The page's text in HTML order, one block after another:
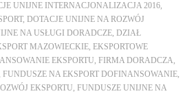
UNIJNE INTERNACJONALIZACJA 2016
,DOTACJE UNIJNE NA ROZWÓJ
NA USŁUGI DORADCZE ,DZIAŁ
MAZOWIECKIE ,EKSPORTOWE
EKSPORTU ,FIRMA DORADCZA
FUNDUSZE NA EKSPORT DOFINANSOWANIE
EKSPORTU ,FUNDUSZE UNIJNE NA